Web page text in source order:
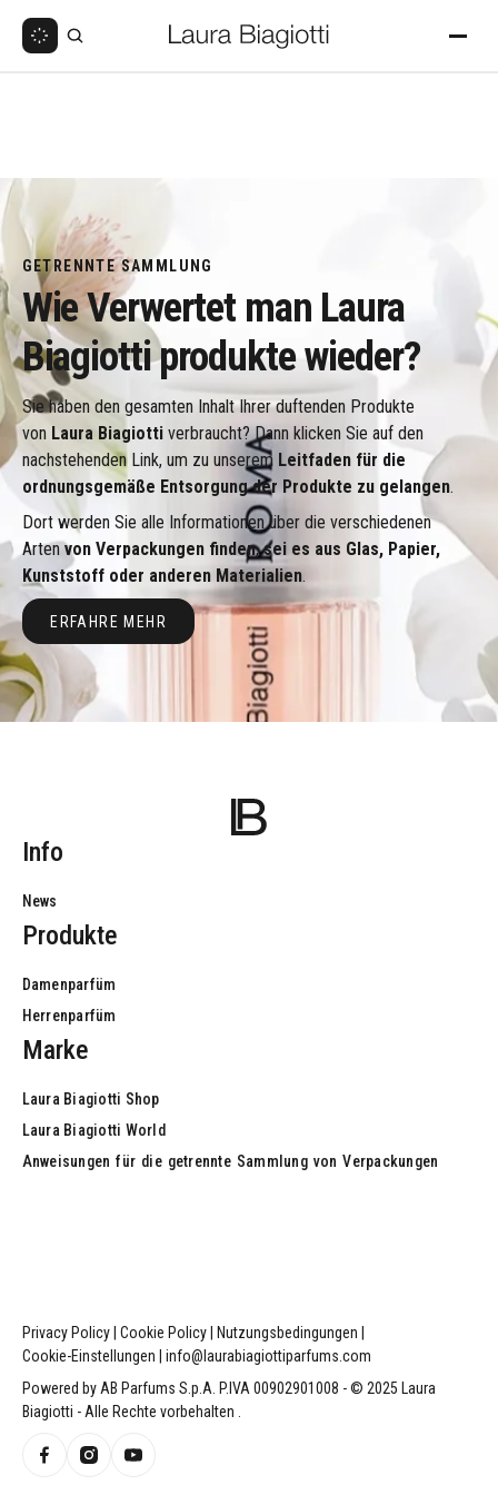
GETRENNTE SAMMLUNG
Wie Verwertet man Laura
Biagiotti produkte wieder?
Sie haben den gesamten Inhalt Ihrer duftenden Produkte
von Laura Biagiottiverbraucht? Dann klicken Sie auf den
nachstehenden Link, um zu unserem Leitfaden für die
ordnungsgemäße Entsorgung der Produkte zu gelangen.
Dort werden Sie alle Informationen über die verschiedenen
Arten von Verpackungen finden,sei es aus Glas, Papier,
Kunststoff oder anderen Materialien.
Erfahre mehr
ERFAHRE MEHR
Info
News
Produkte
Damenparfüm
Herrenparfüm
Marke
Laura Biagiotti Shop
Laura Biagiotti World
Anweisungen für die getrennte Sammlung von Verpackungen
Privacy Policy Cookie Policy Nutzungsbedingungen
Cookie-Einstellungen
info@laurabiagiottiparfums.com
Powered by AB Parfums S.p.A. P.IVA 00902901008 - © 2025
Laura
Biagiotti - Alle Rechte vorbehalten